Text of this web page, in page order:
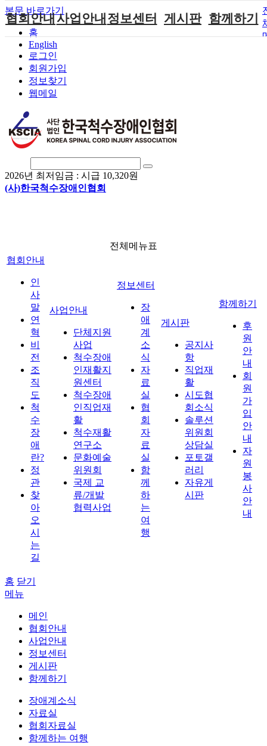
본문 바로가기
홈
English
로그인
회원가입
정보찾기
웹메일
2026년 최저임금 : 시급 10,320원
(사)한국척수장애인협회
협회안내
인사말
연혁
비전
조직도
척수장애란?
정관
찾아오시는길
사업안내
단체지원사업
척수장애인재
활지원센터
척수장애인직
척수재활연구
소
국제 교류/개
발 협력사업
정보센터 게시판
포토갤러리
자유게시판
함께하기
전체메뉴표
협회안내
인
사
말
연
혁
비
전
조
직
도
척
수
장
애
란?
정
관
찾
아
오
시
는
길
사업안내
단체지원
사업
척수장애
인재활지
원센터
척수장애
인직업재
활
척수재활
연구소
문화예술
위원회
국제 교
류/개발
협력사업
정보센터
장
애
계
소
식
자
료
실
협
회
자
료
실
함
께
하
는
여
행
게시판
공지사
항
직업재
활
시도협
회소식
솔루션
위원회
상담실
포토갤
러리
자유게
시판
함께하기
후
원
안
내
회
원
가
입
안
내
자
원
봉
사
안
내
홈 닫기
메뉴
메인
협회안내
사업안내
정보센터
게시판
함께하기
장애계소식
자료실
협회자료실
함께하는 여행